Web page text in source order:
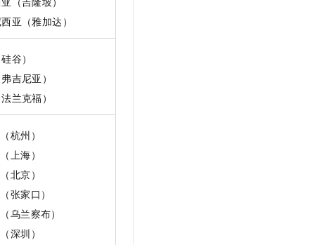
亚（雅加达）
谷）
吉尼亚）
兰克福）
杭州）
上海）
北京）
张家口）
乌兰察布）
深圳）
一步搞定创意建站